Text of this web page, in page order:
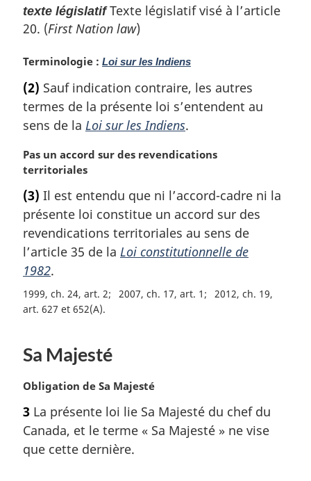
texte législatifTexte législatif visé à l’article
20. (First Nation law)
N
t
e
m
r
g
n
a
l
e
:
Terminologie : Loi sur les Indiens
(2) Sauf indication contraire, les autres
termes de la présente loi s’entendent au
sens de la Loi sur les Indiens.
N
o
e
m
a
r
i
n
a
:
Pas un accord sur des revendications
territoriales
(3) Il est entendu que ni l’accord-cadre ni la
présente loi constitue un accord sur des
revendications territoriales au sens de
l’article 35 de la Loi constitutionnelle de
1982.
1999, ch. 24, art. 2 2007, ch. 17, art. 1
2012, ch. 19,
art. 627 et 652(A)
Sa Majesté
N
t
e
m
Obligation de Sa Majesté
3 La présente loi lie Sa Majesté du chef du
Canada, et le terme « Sa Majesté » ne vise
que cette dernière.